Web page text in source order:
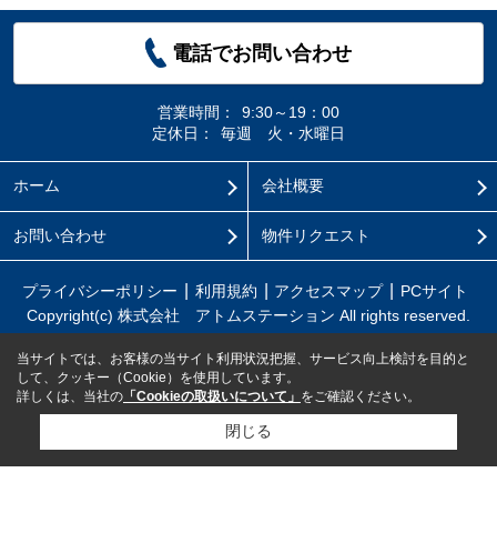
電話でお問い合わせ
営業時間：
9:30～19：00
定休日：
毎週 火・水曜日
ホーム 会社概要
お問い合わせ 物件リクエスト
プライバシーポリシー 利用規約 アクセスマップ
PCサイト
Copyright(c) 株式会社 アトムステーション All rights reserved.
当サイトでは、お客様の当サイト利用状況把握、サービス向上検討を目的と
して、クッキー（Cookie）を使用しています。
詳しくは、当社の 「Cookieの取扱いについて」 をご確認ください。
閉じる